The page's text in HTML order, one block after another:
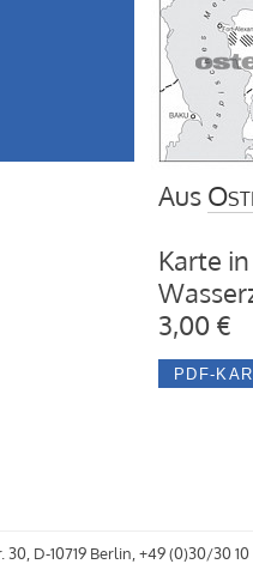
Aus
Karte
3,00 €
30, D-10719 Berlin, +49 (0)30/30